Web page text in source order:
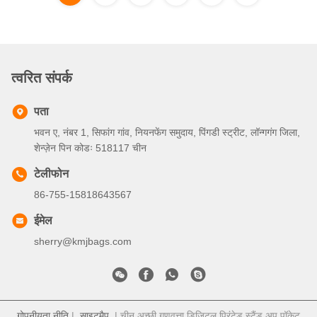
त्वरित संपर्क
पता
भवन ए, नंबर 1, सिफांग गांव, नियनफेंग समुदाय, पिंगडी स्ट्रीट, लॉन्गगंग जिला,
शेन्ज़ेन पिन कोडः 518117 चीन
टेलीफोन
86-755-15818643567
ईमेल
sherry@kmjbags.com